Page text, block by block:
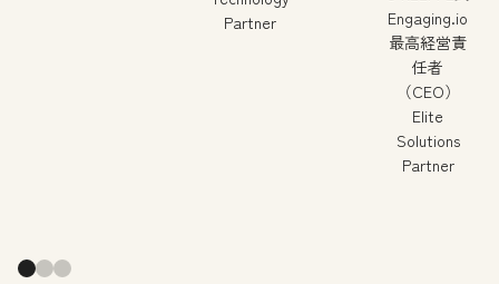
Partner
Engaging.io
最高経営責
任者
（CEO）
Elite
Solutions
Partner